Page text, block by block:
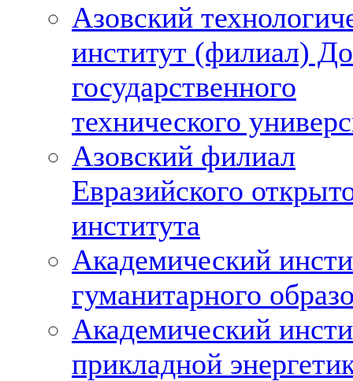
Азовский
институт (филиал)
государственного
технического
Азовский филиал
Евразийского
института
Академический
гуманитарного
Академический
прикладной